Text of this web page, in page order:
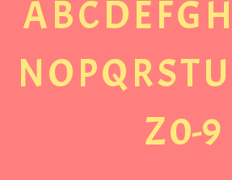
ABCDEFGH
NOPQRSTU
Z0-9